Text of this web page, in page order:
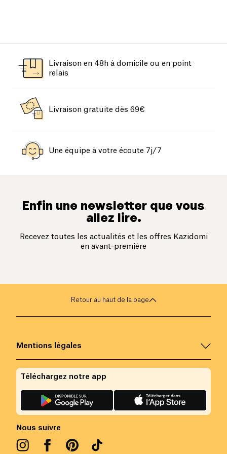
Livraison en 48h à domicile ou en point
relais
Livraison gratuite dès 69€
Une équipe à votre écoute 7j/7
Enfin une newsletter que vous
allez lire.
Recevez toutes les actualités et les offres Kazidomi
en avant-première
Retour au haut de la page
Mentions légales
Nous suivre
Téléchargez notre app